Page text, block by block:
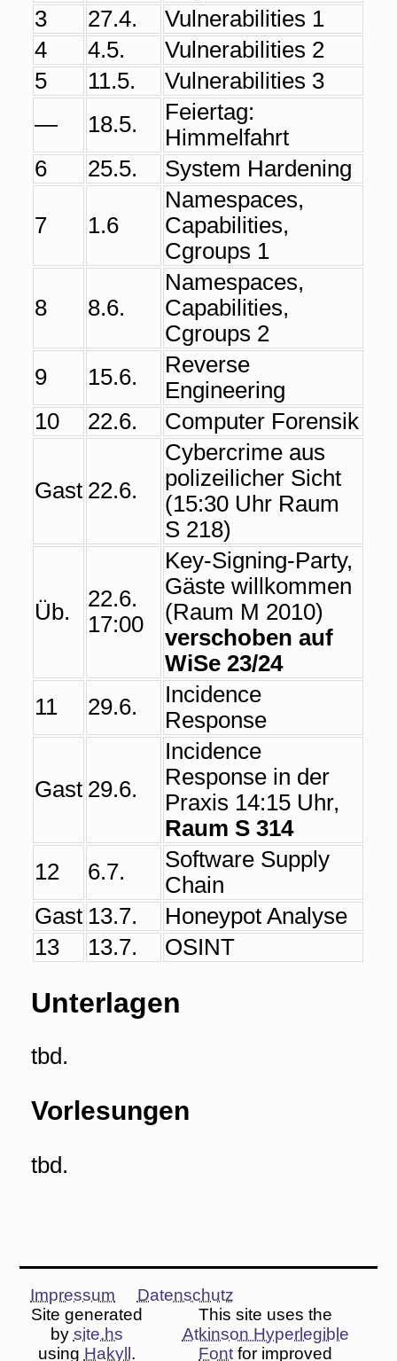
3
27.4.
Vulnerabilities 1
4
4.5.
Vulnerabilities 2
5
11.5.
Vulnerabilities 3
—
18.5.
Feiertag:
Himmelfahrt
6
25.5. System Hardening
7 1.6
Namespaces,
Capabilities,
Cgroups 1
8 8.6.
Namespaces,
Capabilities,
Cgroups 2
9
15.6.
Reverse
Engineering
10
22.6. Computer Forensik
Gast 22.6.
Cybercrime aus
polizeilicher Sicht
(15:30 Uhr Raum
S 218)
Üb.
22.6.
17:00
Key-Signing-Party,
Gäste willkommen
(Raum M 2010)
verschoben auf
WiSe 23/24
11
29.6.
Incidence
Response
Gast 29.6.
Incidence
Response in der
Praxis 14:15 Uhr,
Raum S 314
12
6.7.
Software Supply
Chain
Gast 13.7.
Honeypot Analyse
13
13.7. OSINT
Unterlagen
tbd.
Vorlesungen
tbd.
Impressum
Datenschutz
Site generated
by site.hs
using Hakyll .
This site uses the
Atkinson Hyperlegible
Font for improved